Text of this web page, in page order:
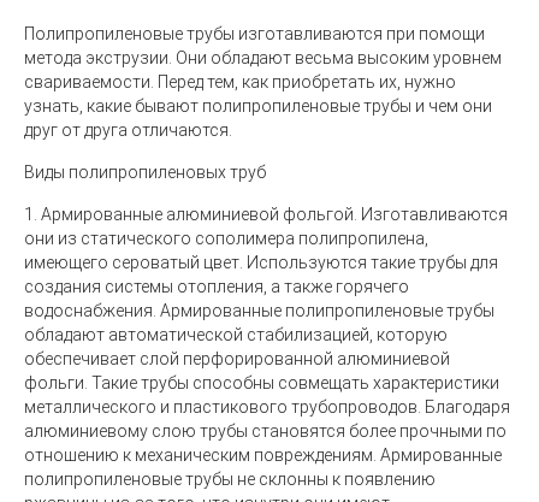
Полипропиленовые трубы изготавливаются при помощи
метода экструзии. Они обладают весьма высоким уровнем
свариваемости. Перед тем, как приобретать их, нужно
узнать, какие бывают полипропиленовые трубы и чем они
друг от друга отличаются.
Виды полипропиленовых труб
1. Армированные алюминиевой фольгой. Изготавливаются
они из статического сополимера полипропилена,
имеющего сероватый цвет. Используются такие трубы для
создания системы отопления, а также горячего
водоснабжения. Армированные полипропиленовые трубы
обладают автоматической стабилизацией, которую
обеспечивает слой перфорированной алюминиевой
фольги. Такие трубы способны совмещать характеристики
металлического и пластикового трубопроводов. Благодаря
алюминиевому слою трубы становятся более прочными по
отношению к механическим повреждениям. Армированные
полипропиленовые трубы не склонны к появлению